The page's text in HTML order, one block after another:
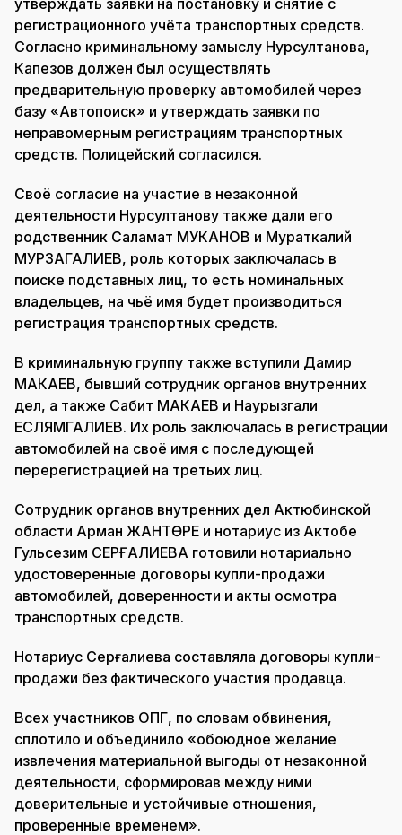
регистрационного учёта транспортных средств.
Согласно криминальному замыслу Нурсултанова,
Капезов должен был осуществлять
предварительную проверку автомобилей через
базу «Автопоиск» и утверждать заявки по
неправомерным регистрациям транспортных
средств. Полицейский согласился.
Своё согласие на участие в незаконной
деятельности Нурсултанову также дали его
родственник Саламат МУКАНОВ и Мураткалий
МУРЗАГАЛИЕВ, роль которых заключалась в
поиске подставных лиц, то есть номинальных
владельцев, на чьё имя будет производиться
регистрация транспортных средств.
В криминальную группу также вступили Дамир
МАКАЕВ, бывший сотрудник органов внутренних
дел, а также Сабит МАКАЕВ и Наурызгали
ЕСЛЯМГАЛИЕВ. Их роль заключалась в регистрации
автомобилей на своё имя с последующей
перерегистрацией на третьих лиц.
Сотрудник органов внутренних дел Актюбинской
области Арман ЖАНТӨРЕ и нотариус из Актобе
Гульсезим СЕРҒАЛИЕВА готовили нотариально
удостоверенные договоры купли-продажи
автомобилей, доверенности и акты осмотра
транспортных средств.
Нотариус Серғалиева составляла договоры купли-
продажи без фактического участия продавца.
Всех участников ОПГ, по словам обвинения,
сплотило и объединило «обоюдное желание
извлечения материальной выгоды от незаконной
деятельности, сформировав между ними
доверительные и устойчивые отношения,
проверенные временем».